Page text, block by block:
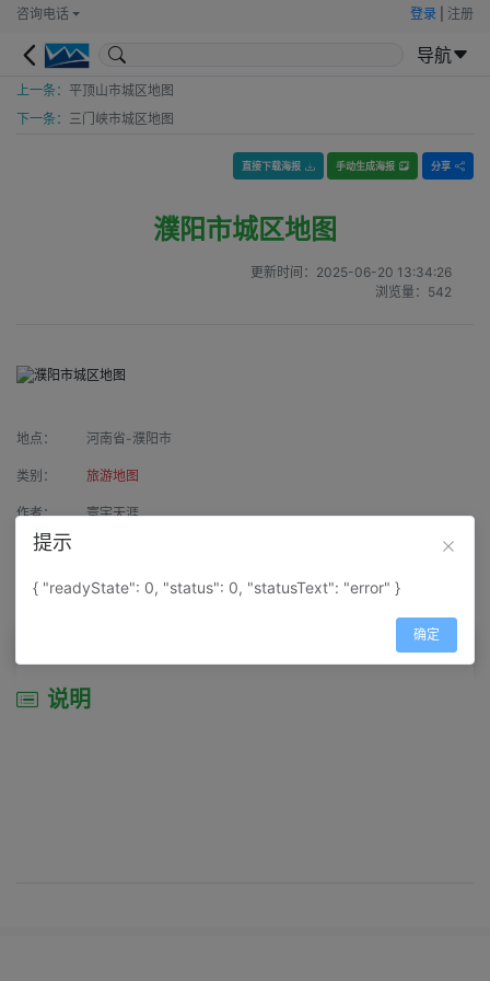
咨询电话 登录 注册
导航
上一条： 平顶山市城区地图
下一条： 三门峡市城区地图
直接下载海报 手动生成海报 分享
濮阳市城区地图
更新时间： 2025-06-20 13:34:26
浏览量： 542
地点： 河南省-濮阳市
类别： 旅游地图
作者： 寰宇天涯
来源：
属性： 地图属性： 地图类型-城市城区图
说明
提示
{ "readyState": 0, "status": 0, "statusText": "error" }
确定